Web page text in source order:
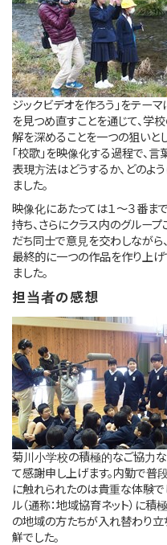
ジックビデオを作ろう」をテー
を見つめ直すことを通じて、学
解を深めることを一つの狙いと
「校歌」を映像化する過程で、
表現方法はどうするか、どのよ
ました。
映像化にあたっては１～３番ま
持ち、さらにクラス内のグルー
だち同士で意見を交わしながら、
最終的に一つの作品を作り上げ
ました。
担当者の感想
菊川小学校の積極的なご協力な
て感謝申し上げます。内勤で
に触れられたのは貴重な体験で
ル（通称：地域協育ネット）に積
の地域の方たちが入れ替わり
鮮でした。